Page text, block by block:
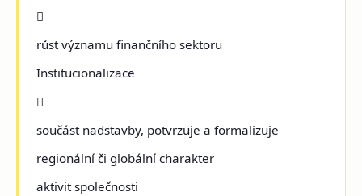

růst významu finančního sektoru
Institucionalizace

součást nadstavby, potvrzuje a formalizuje
regionální či globální charakter
aktivit společnosti